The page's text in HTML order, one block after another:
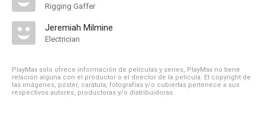
Rigging Gaffer
Jeremiah Milmine
Electrician
PlayMax solo ofrece información de películas y series, PlayMax no tiene
relación alguna con el productor o el director de la película. El copyright de
las imágenes, póster, carátula, fotografías y/o cubiertas pertenece a sus
respectivos autores, productoras y/o distribuidoras.